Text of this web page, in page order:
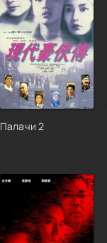
Палачи 2